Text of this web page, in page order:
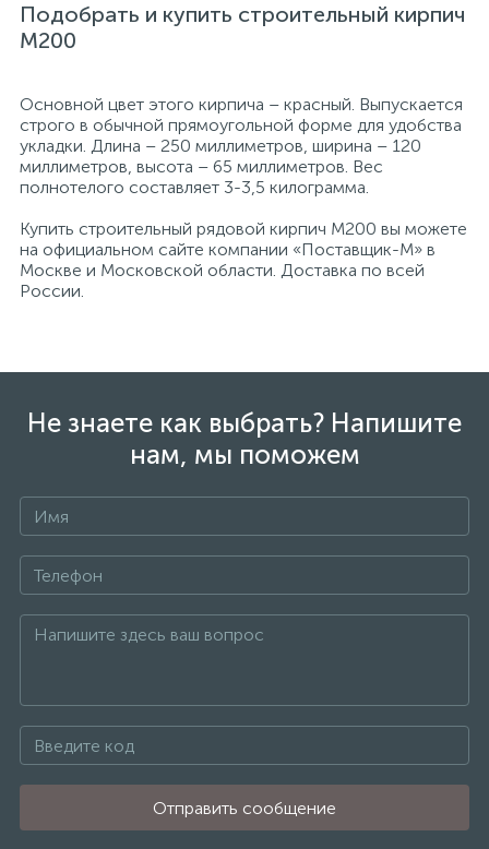
Подобрать и купить строительный кирпич
М200
Основной цвет этого кирпича – красный. Выпускается
строго в обычной прямоугольной форме для удобства
укладки. Длина – 250 миллиметров, ширина – 120
миллиметров, высота – 65 миллиметров. Вес
полнотелого составляет 3-3,5 килограмма.
Купить строительный рядовой кирпич М200 вы можете
на официальном сайте компании «Поставщик-М» в
Москве и Московской области. Доставка по всей
России.
Не знаете как выбрать? Напишите
нам, мы поможем
Отправить сообщение